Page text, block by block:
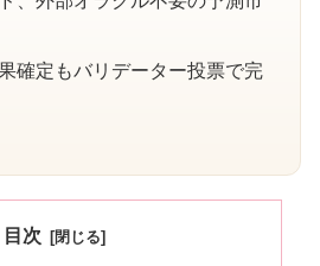
確定もバリデーター投票で完
目次